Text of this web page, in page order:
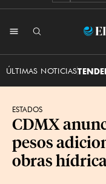
ÚLTIMAS NOTICIAS
ESTADOS
CDMX
pesos
obras